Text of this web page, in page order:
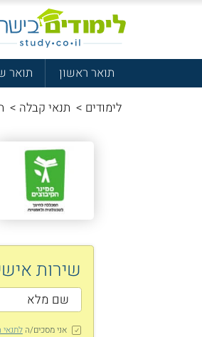
תואר ראשון תואר
לימודים > תנאי קבלה >
שירות
אני מסכים/ה